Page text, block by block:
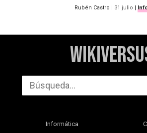
Rubén Castro | 31 julio |
Informática